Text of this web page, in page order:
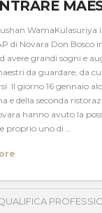
WamaKulasuriya
di Novara Don Bosco
avere grandi sogni e
da guardare, da
Il giorno 16 gennaio
e della seconda
hanno avuto la
proprio uno di …